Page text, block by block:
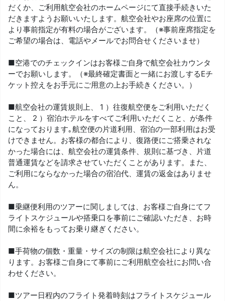
だくか、ご利用航空会社のホームページにて直接手続きいた
だきますようお願いいたします。航空会社やお座席の位置に
より事前指定が有料の場合がございます。（※事前座席指定を
ご希望の場合は、電話やメールでお問合せくださいませ）
■空港でのチェックインはお客様ご自身で航空会社カウンタ
ーでお願いします。（※最終確定書面と一緒にお渡しするEチ
ケット控えをお手元にご用意の上お手続きください。）
■航空会社の運賃規則上、 1 ）往復航空便をご利用いただく
こと、 2 ）宿泊ホテルをすべてご利用いただくこと、が条件
になっております｡航空便の片道利用、宿泊の一部利用はお受
けできません。お客様の都合により、復路便にご搭乗されな
かった場合には、航空会社の運賃条件、規則に基づき、片道
普通運賃などを請求させていただくことがあります。また、
ご利用にならなかった場合の宿泊代、運賃の返金はありませ
ん。
■乗継便利用のツアーに関しましては、お客様ご自身にてフ
ライトスケジュールや搭乗口を事前にご確認いただき、お時
間に余裕をもってお乗り継ぎください。
■手荷物の個数・重量・サイズの制限は航空会社により異な
ります。お客様ご自身にて事前にご利用航空会社にお問い合
わせください。
■ツアー日程内のフライト発着時刻はフライトスケジュール